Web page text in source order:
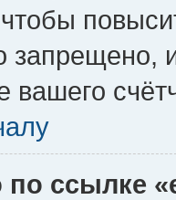
чтобы
запрещено,
вашего
ссылке